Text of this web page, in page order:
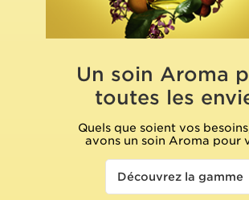
Un soin Aroma
toutes les
Quels que soient vos
avons un soin Aroma pour
Découvrez la gamme